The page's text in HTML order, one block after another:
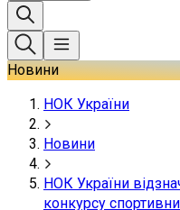
Новини
НОК України
Новини
НОК України
конкурсу